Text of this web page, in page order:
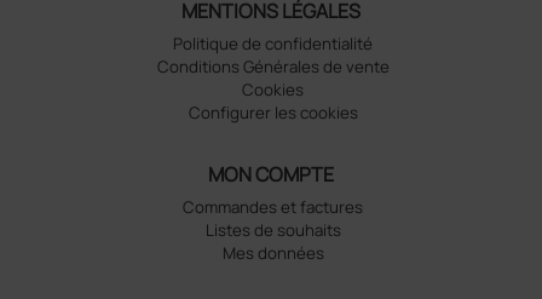
MENTIONS LÉGALES
Politique de confidentialité
Conditions Générales de vente
Cookies
Configurer les cookies
MON COMPTE
Commandes et factures
Listes de souhaits
Mes données